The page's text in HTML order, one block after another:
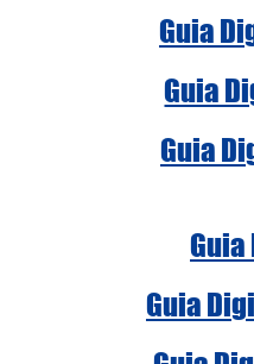
Guia
Guia
Guia
Guia
Guia